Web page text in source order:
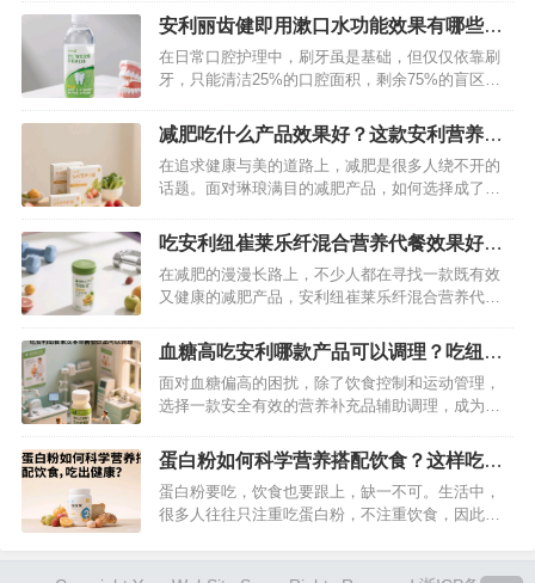
上占据了一席之地。但它究竟表现如何？食用后的
效果又是否如宣传所说那般出色呢？接下来，我们
将从原料、营养成分、功效、适用人群、食用体验
等多个维度，为你深度剖析安利纽崔莱蛋…
安利丽齿健即用漱口水功能效果有哪些？
详细为你揭秘一下
在日常口腔护理中，刷牙虽是基础，但仅仅依靠刷
牙，只能清洁25%的口腔面积，剩余75%的盲区就
口腔护理界的明星产品，凭借其卓越的功效，为我
们的口腔健康保驾护航。…
减肥吃什么产品效果好？这款安利营养代
餐科学减肥更健康
在追求健康与美的道路上，减肥是很多人绕不开的
话题。面对琳琅满目的减肥产品，如何选择成了难
品——安利营养代餐，助你开启科学健康的减肥之
旅。…
吃安利纽崔莱乐纤混合营养代餐效果好
吗？详细揭秘答案
在减肥的漫漫长路上，不少人都在寻找一款既有效
又健康的减肥产品，安利纽崔莱乐纤混合营养代餐
说，帮助人们实现减肥目标？今天，就来为大家深
入剖析。…
血糖高吃安利哪款产品可以调理？吃纽崔
莱汉本萃蘅怡饮品非常有效
面对血糖偏高的困扰，除了饮食控制和运动管理，
选择一款安全有效的营养补充品辅助调理，成为许
汉本萃衡怡饮品凭借“药食同源”理念与现代营养科技
的结合，成为调理血糖的优质之选。它如何从根源
改善血糖代谢？又有哪些值得信赖的优势？今天就
为大家详细解析。…
蛋白粉如何科学营养搭配饮食？这样吃让
你更加健康
蛋白粉要吃，饮食也要跟上，缺一不可。生活中，
很多人往往只注重吃蛋白粉，不注重饮食，因此，